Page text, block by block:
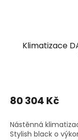
Klimatizace
80 304 Kč
Nástěnná
Stylish black o